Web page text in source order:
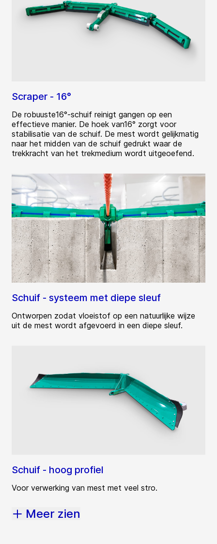
Scraper - 16°
De robuuste16°-schuif reinigt gangen op een
effectieve manier. De hoek van16° zorgt voor
stabilisatie van de schuif. De mest wordt gelijkmatig
naar het midden van de schuif gedrukt waar de
trekkracht van het trekmedium wordt uitgeoefend.
Schuif - systeem met diepe sleuf
Ontworpen zodat vloeistof op een natuurlijke wijze
uit de mest wordt afgevoerd in een diepe sleuf.
Schuif - hoog profiel
Voor verwerking van mest met veel stro.
Meer zien